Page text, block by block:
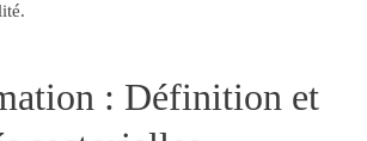
: Définition et